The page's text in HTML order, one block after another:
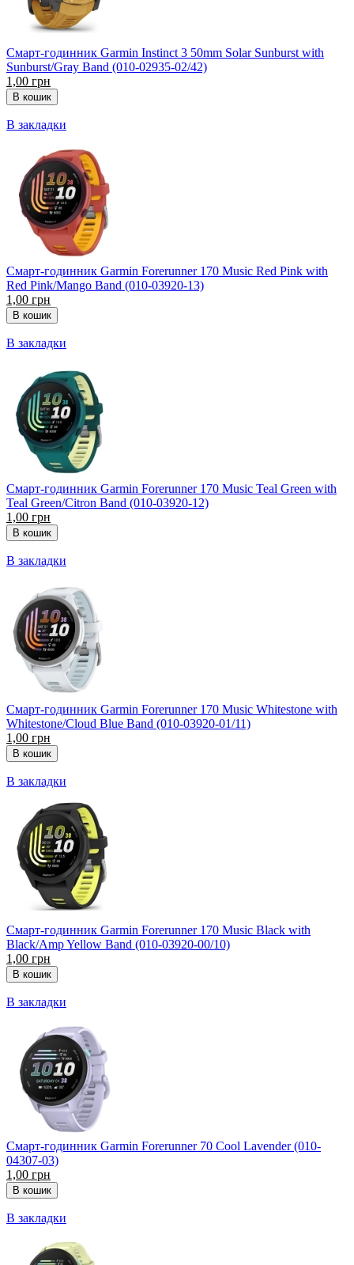
Смарт-годинник Garmin Instinct 3 50mm Solar Sunburst with
Sunburst/Gray Band (010-02935-02/42)
1,00 грн
В закладки
Смарт-годинник Garmin Forerunner 170 Music Red Pink with
Red Pink/Mango Band (010-03920-13)
1,00 грн
В закладки
Смарт-годинник Garmin Forerunner 170 Music Teal Green with
Teal Green/Citron Band (010-03920-12)
1,00 грн
В закладки
Смарт-годинник Garmin Forerunner 170 Music Whitestone with
Whitestone/Cloud Blue Band (010-03920-01/11)
1,00 грн
В закладки
Смарт-годинник Garmin Forerunner 170 Music Black with
Black/Amp Yellow Band (010-03920-00/10)
1,00 грн
В закладки
Смарт-годинник Garmin Forerunner 70 Cool Lavender (010-
04307-03)
1,00 грн
В закладки